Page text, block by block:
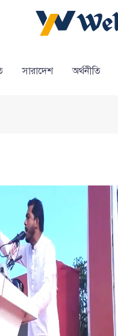
সারাদেশ অর্থনীতি